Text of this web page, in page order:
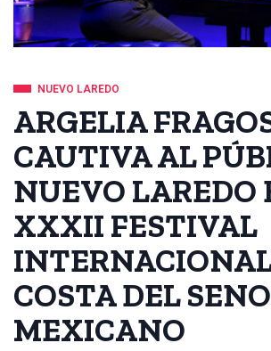
NUEVO LAREDO
ARGELIA
CAUTIVA AL
NUEVO LAREDO
XXXII FESTIVAL
COSTA DEL SENO
MEXICANO